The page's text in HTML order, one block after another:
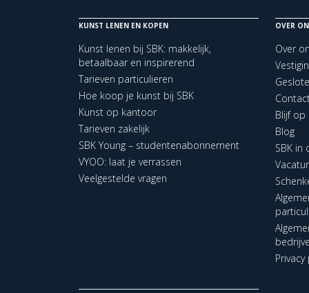
KUNST LENEN EN KOPEN
Kunst lenen bij SBK: makkelijk,
betaalbaar en inspirerend
Tarieven particulieren
Hoe koop je kunst bij SBK
Kunst op kantoor
Tarieven zakelijk
SBK Young – studentenabonnement
VYOO: laat je verrassen
Veelgestelde vragen
OVER
Over
Blijf op
Blog
SBK in